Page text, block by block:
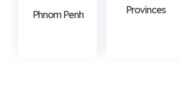
Phnom Penh
Provinces